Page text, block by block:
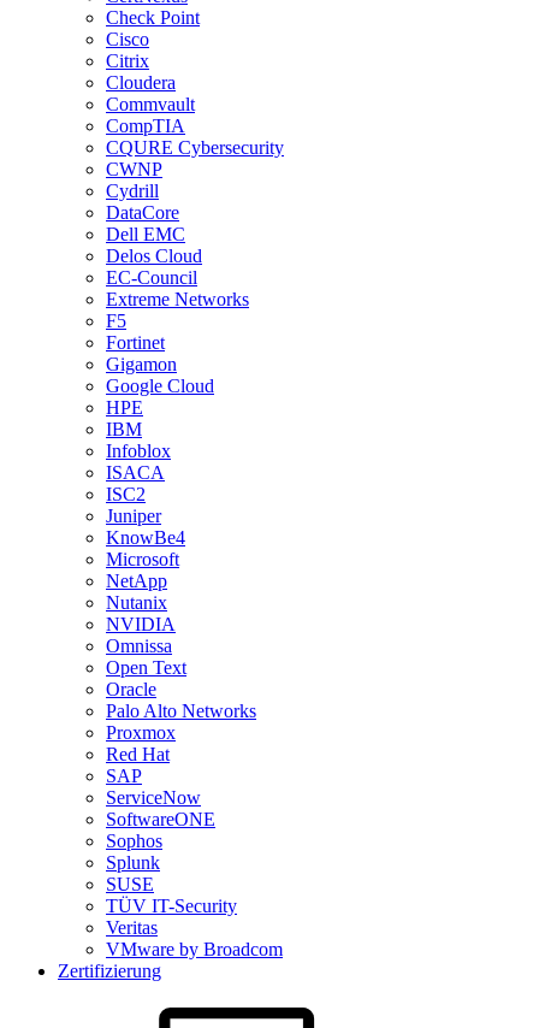
Check Point
Cisco
Citrix
Cloudera
Commvault
CompTIA
CQURE Cybersecurity
CWNP
Cydrill
DataCore
Dell EMC
Delos Cloud
EC-Council
Extreme Networks
F5
Fortinet
Gigamon
Google Cloud
HPE
IBM
Infoblox
ISACA
ISC2
Juniper
KnowBe4
Microsoft
NetApp
Nutanix
NVIDIA
Omnissa
Open Text
Oracle
Palo Alto Networks
Proxmox
Red Hat
SAP
ServiceNow
SoftwareONE
Sophos
Splunk
SUSE
TÜV IT-Security
Veritas
VMware by Broadcom
Zertifizierung